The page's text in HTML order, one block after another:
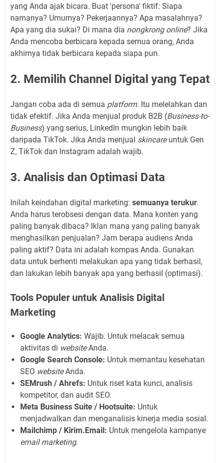
yang Anda ajak bicara. Buat 'persona' fiktif: Siapa
namanya? Umurnya? Pekerjaannya? Apa masalahnya?
Apa yang dia sukai? Di mana dia nongkrong online? Jika
Anda mencoba berbicara kepada semua orang, Anda
akhirnya tidak berbicara kepada siapa pun.
2. Memilih Channel Digital yang Tepat
Jangan coba ada di semua platform. Itu melelahkan dan
tidak efektif. Jika Anda menjual produk B2B (Business-to-
Business) yang serius, LinkedIn mungkin lebih baik
daripada TikTok. Jika Anda menjual skincareuntuk Gen
Z, TikTok dan Instagram adalah wajib.
3. Analisis dan Optimasi Data
Inilah keindahan digital marketing: semuanya terukur.
Anda harus terobsesi dengan data. Mana konten yang
paling banyak dibaca? Iklan mana yang paling banyak
menghasilkan penjualan? Jam berapa audiens Anda
paling aktif? Data ini adalah kompas Anda. Gunakan
data untuk berhenti melakukan apa yang tidak berhasil,
dan lakukan lebih banyak apa yang berhasil (optimasi).
Tools Populer untuk Analisis Digital
Marketing
Google Analytics: Wajib. Untuk melacak semua
aktivitas di websiteAnda.
Google Search Console: Untuk memantau kesehatan
SEO websiteAnda.
SEMrush / Ahrefs: Untuk riset kata kunci, analisis
kompetitor, dan audit SEO.
Meta Business Suite / Hootsuite: Untuk
menjadwalkan dan menganalisis kinerja media sosial.
Mailchimp / Kirim.Email: Untuk mengelola kampanye
email marketing.